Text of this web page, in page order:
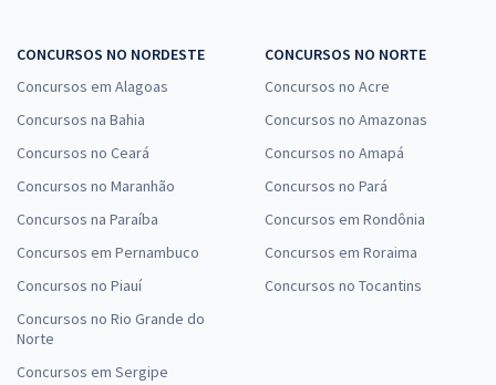
CONCURSOS NO NORDESTE
Concursos em Alagoas
Concursos na Bahia
Concursos no Ceará
Concursos no Maranhão
Concursos na Paraíba
Concursos em Pernambuco
Concursos no Piauí
Concursos no Rio Grande do
Norte
Concursos em Sergipe
CONCURSOS NO NORTE
Concursos no Acre
Concursos no Amazonas
Concursos no Amapá
Concursos no Pará
Concursos em Rondônia
Concursos em Roraima
Concursos no Tocantins